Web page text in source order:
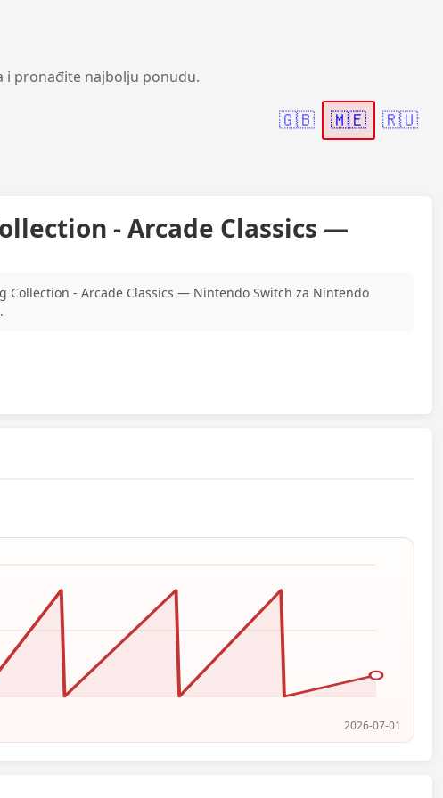
i pronađite najbolju ponudu.
🇬🇧 🇲🇪 🇷🇺
- Arcade Classics —
Collection - Arcade Classics — Nintendo Switch za Nintendo
2026-07-01